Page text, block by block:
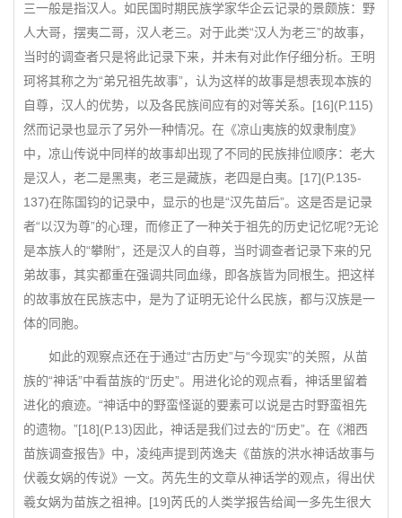
三一般是指汉人。如民国时期民族学家华企云记录的景颇族：野
人大哥，摆夷二哥，汉人老三。对于此类“汉人为老三”的故事，
当时的调查者只是将此记录下来，并未有对此作仔细分析。王明
珂将其称之为“弟兄祖先故事”，认为这样的故事是想表现本族的
自尊，汉人的优势，以及各民族间应有的对等关系。[16](P.115)
然而记录也显示了另外一种情况。在《凉山夷族的奴隶制度》
中，凉山传说中同样的故事却出现了不同的民族排位顺序：老大
是汉人，老二是黑夷，老三是藏族，老四是白夷。[17](P.135-
137)在陈国钧的记录中，显示的也是“汉先苗后”。这是否是记录
者“以汉为尊”的心理，而修正了一种关于祖先的历史记忆呢?无论
是本族人的“攀附”，还是汉人的自尊，当时调查者记录下来的兄
弟故事，其实都重在强调共同血缘，即各族皆为同根生。把这样
的故事放在民族志中，是为了证明无论什么民族，都与汉族是一
体的同胞。
如此的观察点还在于通过“古历史”与“今现实”的关照，从苗
族的“神话”中看苗族的“历史”。用进化论的观点看，神话里留着
进化的痕迹。“神话中的野蛮怪诞的要素可以说是古时野蛮祖先
的遗物。”[18](P.13)因此，神话是我们过去的“历史”。在《湘西
苗族调查报告》中，凌纯声提到芮逸夫《苗族的洪水神话故事与
伏羲女娲的传说》一文。芮先生的文章从神话学的观点，得出伏
羲女娲为苗族之祖神。[19]芮氏的人类学报告给闻一多先生很大